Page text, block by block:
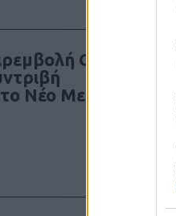
GPS
Νέο Μεξικό με 4